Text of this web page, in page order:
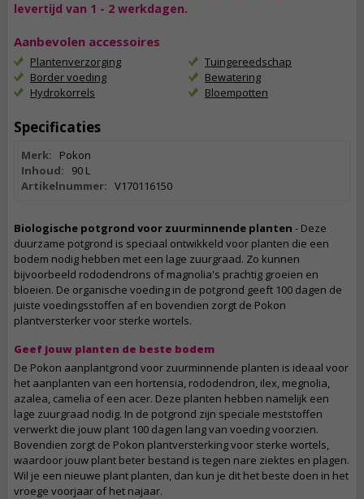
levertijd van 1 - 2 werkdagen.
Aanbevolen accessoires
Plantenverzorging
Border voeding
Hydrokorrels
Tuingereedschap
Bewatering
Bloempotten
Specificaties
Merk:
Pokon
Inhoud:
90 L
Artikelnummer: V170116150
Biologische potgrond voor zuurminnende planten - Deze
duurzame potgrond is speciaal ontwikkeld voor planten die een
bodem nodig hebben met een lage zuurgraad. Zo kunnen
bijvoorbeeld rododendrons of magnolia's prachtig groeien en
bloeien. De organische voeding in de potgrond geeft 100 dagen de
juiste voedingsstoffen af en bovendien zorgt de Pokon
plantversterker voor sterke wortels.
Geef jouw planten de beste bodem
De Pokon aanplantgrond voor zuurminnende planten is ideaal voor
het aanplanten van een hortensia, rododendron, ilex, megnolia,
azalea, camelia of een acer. Deze planten hebben namelijk een
lage zuurgraad nodig. In de potgrond zijn speciale meststoffen
verwerkt die jouw plant 100 dagen lang van voeding voorzien.
Bovendien zorgt de Pokon plantversterking voor sterke wortels,
waardoor jouw plant beter bestand is tegen nare ziektes en plagen.
Wil je een nieuwe plant planten, dan kun je dit het beste doen in het
vroege voorjaar of het najaar.